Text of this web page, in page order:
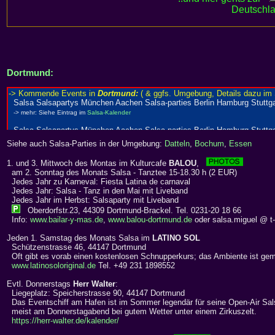
Dortmund:
Siehe auch Salsa-Parties in der Umgebung: Datteln, Bochum, Essen
1. und 3. Mittwoch des Montas im Kulturcafe BALOU,
am 2. Sonntag des Monats Salsa - Tanztee 15-18.30 h (2 EUR)
Jedes Jahr zu Karneval: Fiesta Latina de carnaval
Jedes Jahr: Salsa - Tanz in den Mai mit Liveband
Jedes Jahr im Herbst: Salsaparty mit Liveband
Oberdorfstr.23, 44309 Dortmund-Brackel. Tel. 0231-20 18 66
Info: www.bailar-y-mas.de, www.balou-dortmund.de oder salsa.miguel @
Jeden 1. Samstag des Monats Salsa im LATINO SOL
Schützenstrasse 46, 44147 Dortmund
Oft gibt es vorab einen kostenlosen Schnupperkurs; das Ambiente ist
www.latinosoloriginal.de Tel. +49 231 1898552
Evtl. Donnerstags Herr Walter:
Liegeplatz: Speicherstrasse 90, 44147 Dortmund
Das Eventschiff am Hafen ist im Sommer legendär für seine Open-Air
meist am Donnerstagabend bei gutem Wetter unter einem Zirkuszelt.
https://herr-walter.de/kalender/